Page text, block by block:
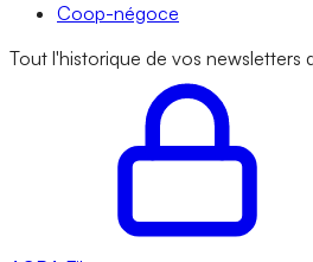
Coop-négoce
Tout l'historique de vos newsletters